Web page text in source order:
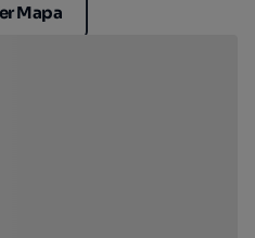
Mapa